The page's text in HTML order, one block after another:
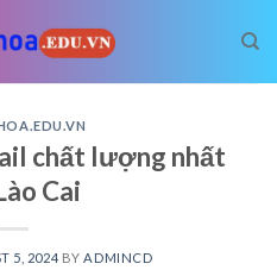
chất lượng nhất
Cai
5, 2024 BY ADMINCD